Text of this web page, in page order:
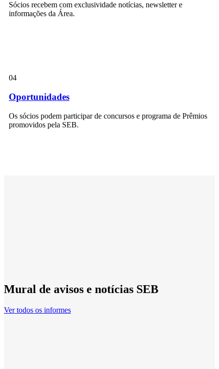
Sócios recebem com exclusividade notícias, newsletter e
informações da Área.
04
Oportunidades
Os sócios podem participar de concursos e programa de Prêmios
promovidos pela SEB.
Mural de avisos e notícias SEB
Ver todos os informes